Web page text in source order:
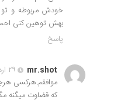
خودش مربوطه و تو
بهش توهین کنی
پاسخ
mr.shot
۲۹ اردیبهشت, ۱۴۰۱ در ۳:۰۱ ب٫ظ
موافقم.هرکسی
که قضاوت میگنه